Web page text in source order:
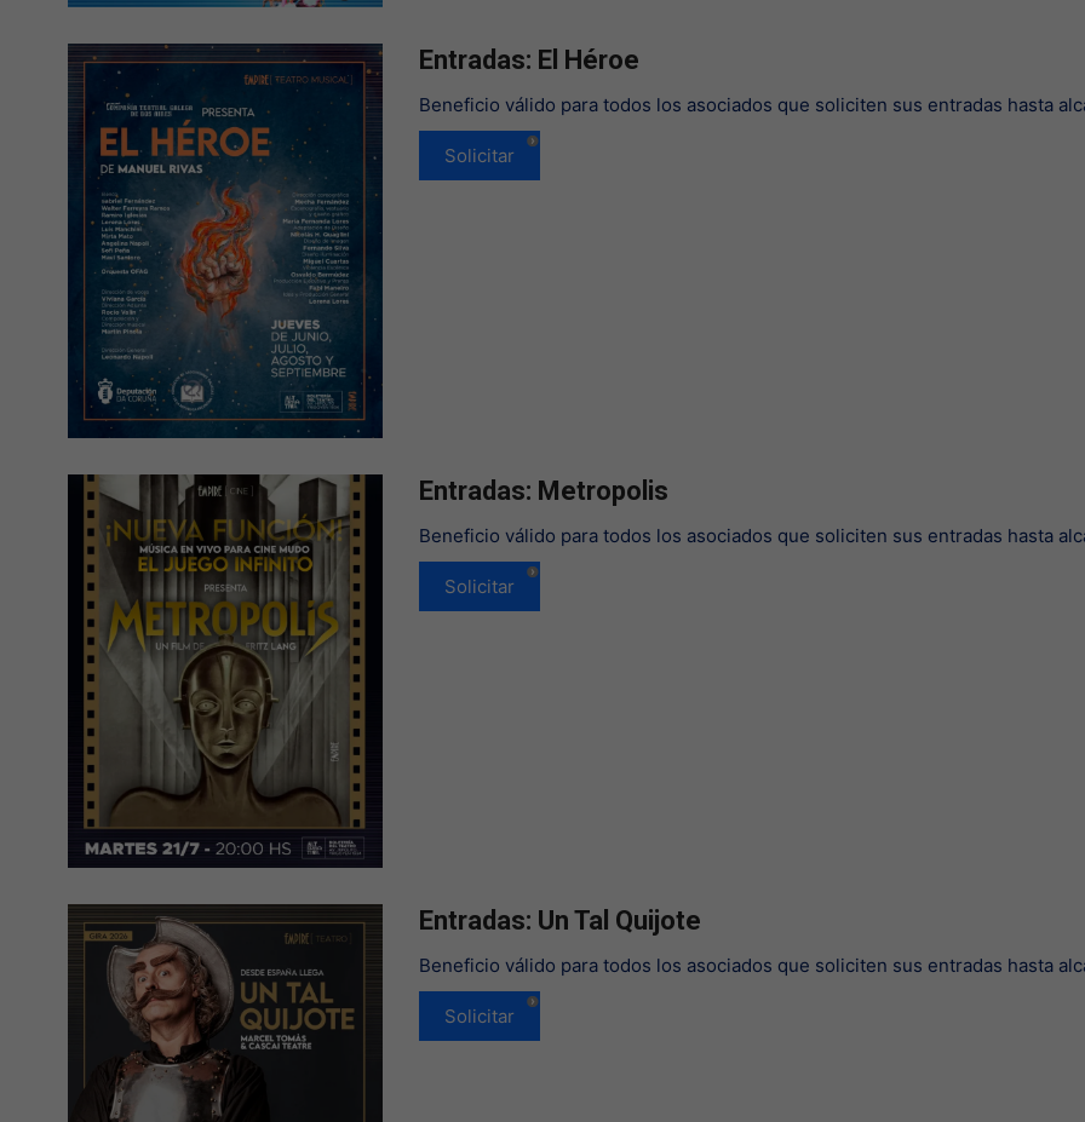
Entradas: El Héroe
Beneficio válido para todos los asociados que soliciten sus entradas hasta
Solicitar
Entradas: Metropolis
Beneficio válido para todos los asociados que soliciten sus entradas hasta
Solicitar
Entradas: Un Tal Quijote
Beneficio válido para todos los asociados que soliciten sus entradas hasta
Solicitar